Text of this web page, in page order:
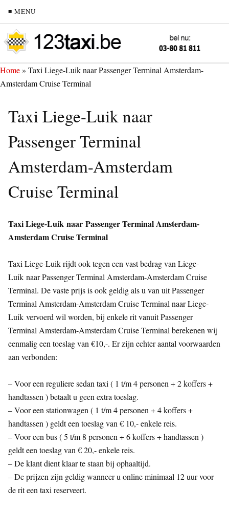
≡ MENU
Home» Taxi Liege-Luik naar Passenger Terminal Amsterdam-
Amsterdam Cruise Terminal
Taxi Liege-Luik naar
Passenger Terminal
Amsterdam-Amsterdam
Cruise Terminal
Taxi Liege-Luik naar Passenger Terminal Amsterdam-
Amsterdam Cruise Terminal
Taxi Liege-Luik rijdt ook tegen een vast bedrag van Liege-
Luik naar Passenger Terminal Amsterdam-Amsterdam Cruise
Terminal. De vaste prijs is ook geldig als u van uit Passenger
Terminal Amsterdam-Amsterdam Cruise Terminal naar Liege-
Luik vervoerd wil worden, bij enkele rit vanuit Passenger
Terminal Amsterdam-Amsterdam Cruise Terminal berekenen wij
eenmalig een toeslag van €10,-. Er zijn echter aantal voorwaarden
aan verbonden:
– Voor een reguliere sedan taxi ( 1 t/m 4 personen + 2 koffers +
handtassen ) betaalt u geen extra toeslag.
– Voor een stationwagen ( 1 t/m 4 personen + 4 koffers +
handtassen ) geldt een toeslag van € 10,- enkele reis.
– Voor een bus ( 5 t/m 8 personen + 6 koffers + handtassen )
geldt een toeslag van € 20,- enkele reis.
– De klant dient klaar te staan bij ophaaltijd.
– De prijzen zijn geldig wanneer u online minimaal 12 uur voor
de rit een taxi reserveert.